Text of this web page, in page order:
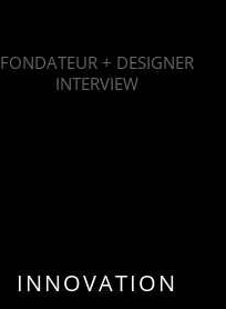
FONDATEUR + DESIGNER
INTERVIEW
INNOVATION